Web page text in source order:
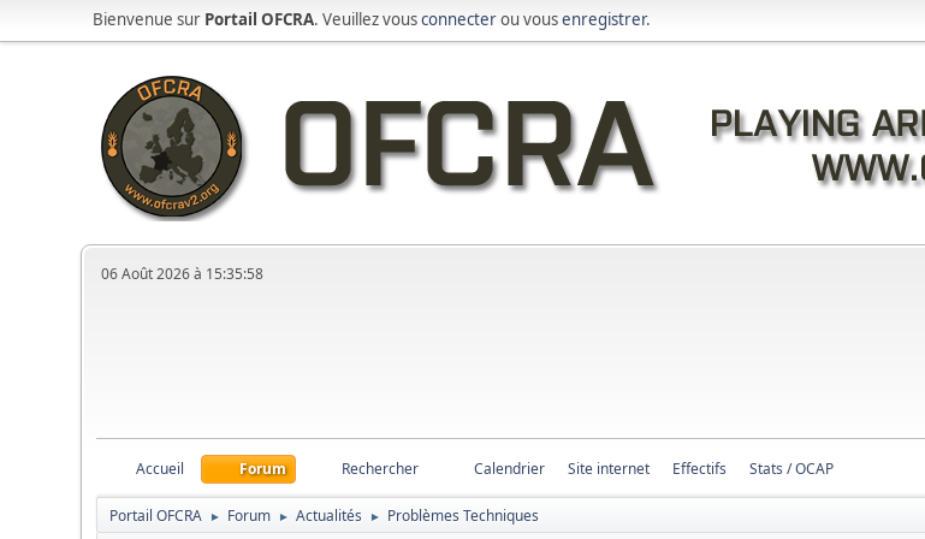
Bienvenue sur Portail OFCRA. Veuillez vousconnecterou vousenregistrer.
06 Août 2026 à 15:35:58
Accueil Forum Rechercher Calendrier Site internet Effectifs Stats / OCAP
Portail OFCRA ► Forum ► Actualités ► Problèmes Techniques